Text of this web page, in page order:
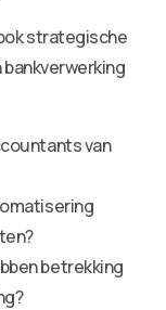
strategische
van
betrekking